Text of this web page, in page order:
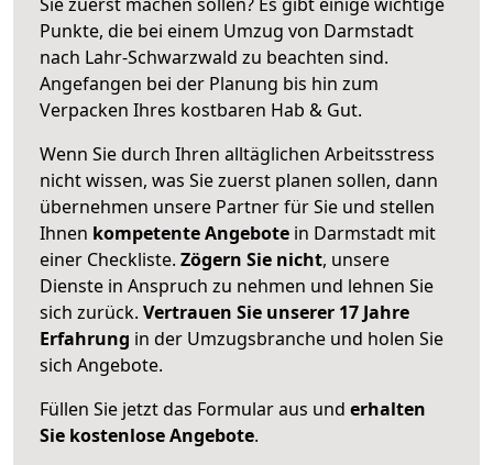
Punkte, die bei einem Umzug von Darmstadt
nach Lahr-Schwarzwald zu beachten sind.
Angefangen bei der Planung bis hin zum
Verpacken Ihres kostbaren Hab & Gut.
Wenn Sie durch Ihren alltäglichen Arbeitsstress
nicht wissen, was Sie zuerst planen sollen, dann
übernehmen unsere Partner für Sie und stellen
Ihnen kompetente Angebote in Darmstadt mit
einer Checkliste. Zögern Sie nicht, unsere
Dienste in Anspruch zu nehmen und lehnen Sie
sich zurück. Vertrauen Sie unserer 17 Jahre
Erfahrung in der Umzugsbranche und holen Sie
sich Angebote.
Füllen Sie jetzt das Formular aus und erhalten
Sie kostenlose Angebote.